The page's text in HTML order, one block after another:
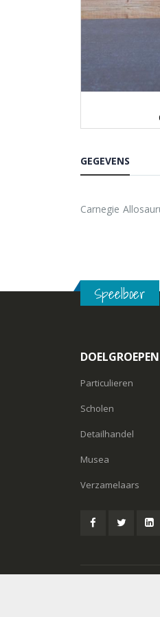
het
begin
afbeeldingen-
GEGEVENS
Carnegie
Speelboer
DOELGROEPEN
Particulieren
Scholen
Detailhandel
Musea
Verzamelaars